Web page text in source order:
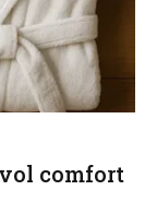
comfort